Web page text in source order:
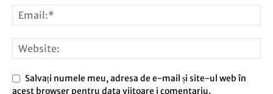
Salvați numele meu, adresa de e-mail și site-ul web în
acest browser pentru data viitoare i comentariu.